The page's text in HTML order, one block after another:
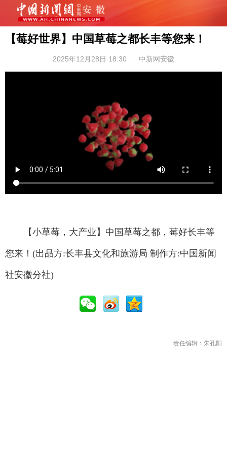
【莓好世界】中国草莓之都长丰等您来！
2025年12月28日 18:30 中新网安徽
【小草莓，大产业】中国草莓之都，莓好长丰等
您来！(出品方:长丰县文化和旅游局 制作方:中国新闻
社安徽分社)
责任编辑：朱孔阳